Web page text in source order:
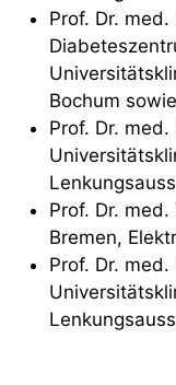
Prof. Dr.
Bochum
Prof. Dr.
Prof. Dr.
Bremen,
Prof. Dr. med.